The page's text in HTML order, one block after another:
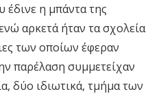
η μπάντα της
αρκετά ήταν τα σχολεία
των οποίων έφεραν
παρέλαση συμμετείχαν
δύο ιδιωτικά, τμήμα των